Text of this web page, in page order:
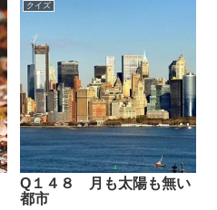
クイズ
Q１４８ 月も太陽も無い
都市